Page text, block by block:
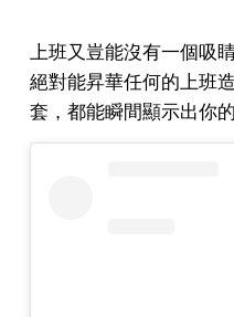
上班又豈能沒有一個吸
絕對能昇華任何的上班
套，都能瞬間顯示出你的